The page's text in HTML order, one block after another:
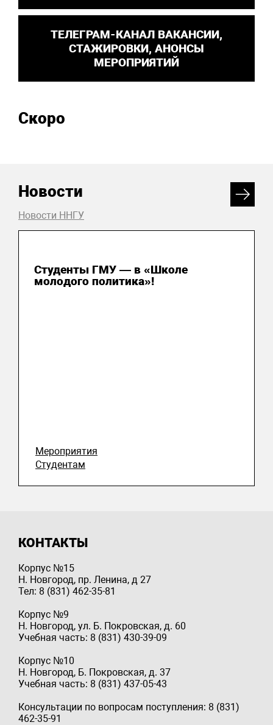
ТЕЛЕГРАМ-КАНАЛ ВАКАНСИИ,
СТАЖИРОВКИ, АНОНСЫ
МЕРОПРИЯТИЙ
Скоро
Новости
Новости ННГУ
Студенты ГМУ — в «Школе
молодого политика»!
Мероприятия
Студентам
КОНТАКТЫ
Корпус №15
Н. Новгород, пр. Ленина, д 27
Тел: 8 (831) 462-35-81
Корпус №9
Н. Новгород, ул. Б. Покровская, д. 60
Учебная часть: 8 (831) 430-39-09
Корпус №10
Н. Новгород, Б. Покровская, д. 37
Учебная часть: 8 (831) 437-05-43
Консультации по вопросам поступления: 8 (831)
462-35-91